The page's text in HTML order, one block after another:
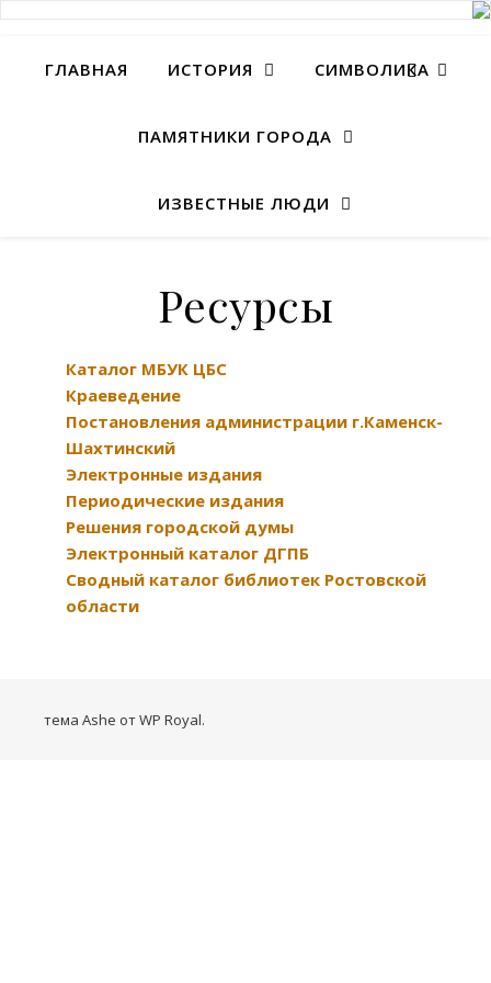
ГЛАВНАЯ ИСТОРИЯ СИМВОЛИКА
ПАМЯТНИКИ ГОРОДА
ИЗВЕСТНЫЕ ЛЮДИ
Ресурсы
Каталог МБУК ЦБС
Краеведение
Постановления администрации г.Каменск-
Шахтинский
Электронные издания
Периодические издания
Решения городской думы
Электронный каталог ДГПБ
Сводный каталог библиотек Ростовской
области
тема Ashe отWP Royal.